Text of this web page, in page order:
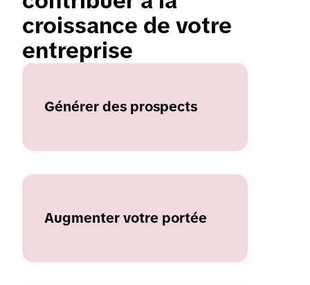
croissance de votre
entreprise
Générer des prospects
Augmenter votre portée